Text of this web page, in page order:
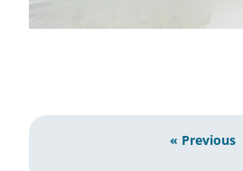
« Previous